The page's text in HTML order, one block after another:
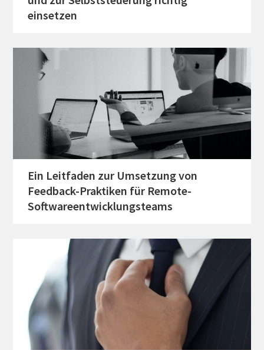
einsetzen
Ein Leitfaden zur Umsetzung von
Feedback-Praktiken für Remote-
Softwareentwicklungsteams